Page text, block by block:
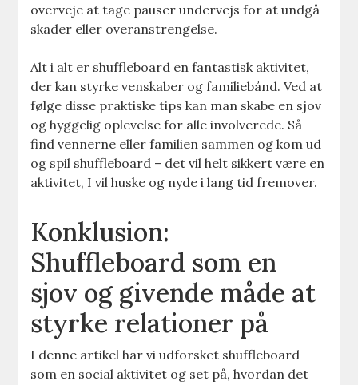
overveje at tage pauser undervejs for at undgå
skader eller overanstrengelse.
Alt i alt er shuffleboard en fantastisk aktivitet,
der kan styrke venskaber og familiebånd. Ved at
følge disse praktiske tips kan man skabe en sjov
og hyggelig oplevelse for alle involverede. Så
find vennerne eller familien sammen og kom ud
og spil shuffleboard – det vil helt sikkert være en
aktivitet, I vil huske og nyde i lang tid fremover.
Konklusion:
Shuffleboard som en
sjov og givende måde at
styrke relationer på
I denne artikel har vi udforsket shuffleboard
som en social aktivitet og set på, hvordan det